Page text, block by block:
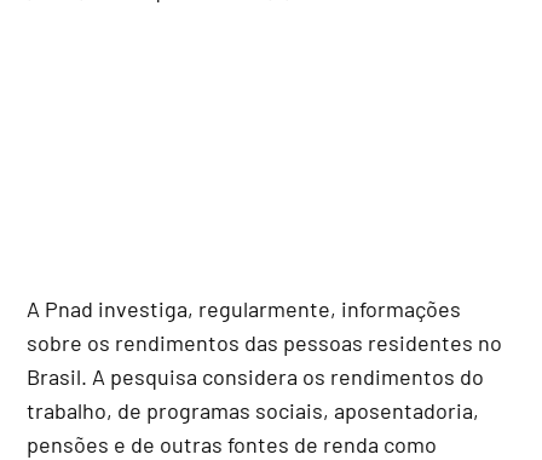
A Pnad investiga, regularmente, informações
sobre os rendimentos das pessoas residentes no
Brasil. A pesquisa considera os rendimentos do
trabalho, de programas sociais, aposentadoria,
pensões e de outras fontes de renda como